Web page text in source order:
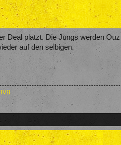
Deal platzt. Die Jungs werden
auf den selbigen.